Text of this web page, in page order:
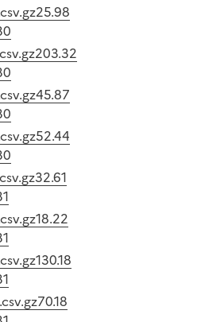
25.98
203.32
45.87
52.44
32.61
18.22
130.18
70.18